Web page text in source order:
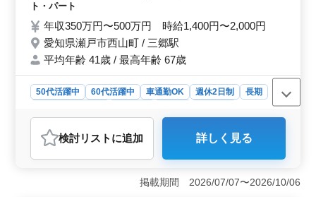
ナースさんも何名か在籍しているのでお気軽
にご応募くださいませ。 ・社会保険完備、
交通費実費支給、長期休暇実績あり等働きや
すさ抜群。
ト・パート
年収350万円〜500万円 時給1,400円〜2,000円
愛知県瀬戸市西山町 / 三郷駅
平均年齢 41歳 / 最高年齢 67歳
50代活躍中 60代活躍中 車通勤OK 週休2日制
長期
おすすめポイント
＜デイサービスでの看護師求人＞ 愛知県瀬戸市西山町
に位置するデイサービスでは、利用者様の健康管理を担
当する看護師を募集しています。夜勤がなく、中高年の
検討リスト に追加 詳しく見る
掲載期間 2026/07/07〜2026/10/06